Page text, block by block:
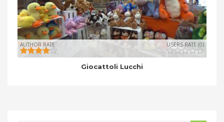
AUTHOR RATE USERS RATE (0)
Giocattoli Lucchi